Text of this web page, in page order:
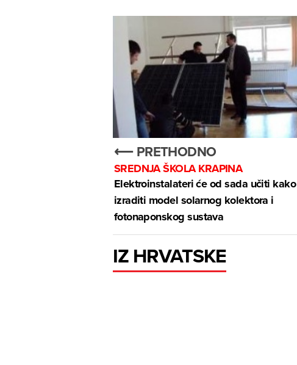
⟵ PRETHODNO
SREDNJA ŠKOLA KRAPINA
Elektroinstalateri će od sada učiti kako
izraditi model solarnog kolektora i
fotonaponskog sustava
IZ HRVATSKE